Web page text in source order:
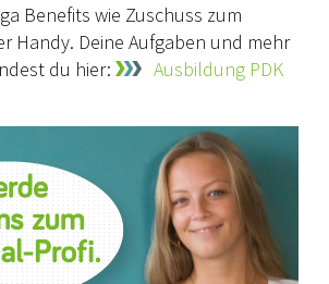
Benefits wie Zuschuss zum
Handy. Deine Aufgaben und mehr
du hier:
Ausbildung PDK